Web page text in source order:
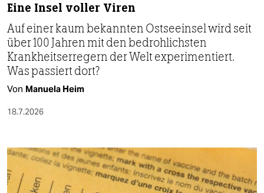
Eine Insel voller Viren
Auf einer kaum bekannten Ostseeinsel wird seit
über 100 Jahren mit den bedrohlichsten
Krankheitserregern der Welt experimentiert.
Was passiert dort?
Von Manuela Heim
18.7.2026